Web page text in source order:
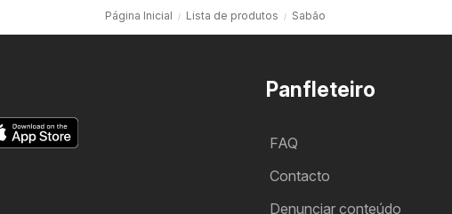
Página Inicial Lista de produtos Sabão
Panfleteiro
FAQ
Contacto
Denunciar conteúdo